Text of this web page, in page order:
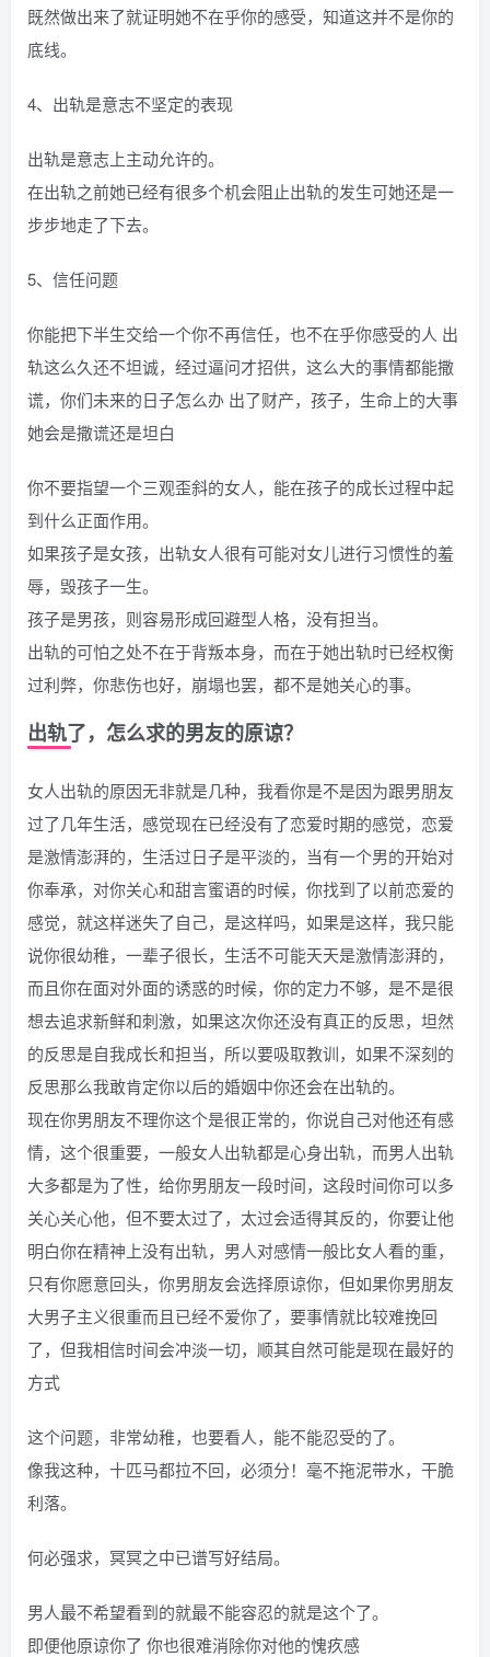
既然做出来了就证明她不在乎你的感受，知道这并不是你的
底线。
4、出轨是意志不坚定的表现
出轨是意志上主动允许的。
在出轨之前她已经有很多个机会阻止出轨的发生可她还是一
步步地走了下去。
5、信任问题
你能把下半生交给一个你不再信任，也不在乎你感受的人 出
轨这么久还不坦诚，经过逼问才招供，这么大的事情都能撒
谎，你们未来的日子怎么办 出了财产，孩子，生命上的大事
她会是撒谎还是坦白
你不要指望一个三观歪斜的女人，能在孩子的成长过程中起
到什么正面作用。
如果孩子是女孩，出轨女人很有可能对女儿进行习惯性的羞
辱，毁孩子一生。
孩子是男孩，则容易形成回避型人格，没有担当。
出轨的可怕之处不在于背叛本身，而在于她出轨时已经权衡
过利弊，你悲伤也好，崩塌也罢，都不是她关心的事。
出轨了，怎么求的男友的原谅？
女人出轨的原因无非就是几种，我看你是不是因为跟男朋友
过了几年生活，感觉现在已经没有了恋爱时期的感觉，恋爱
是激情澎湃的，生活过日子是平淡的，当有一个男的开始对
你奉承，对你关心和甜言蜜语的时候，你找到了以前恋爱的
感觉，就这样迷失了自己，是这样吗，如果是这样，我只能
说你很幼稚，一辈子很长，生活不可能天天是激情澎湃的，
而且你在面对外面的诱惑的时候，你的定力不够，是不是很
想去追求新鲜和刺激，如果这次你还没有真正的反思，坦然
的反思是自我成长和担当，所以要吸取教训，如果不深刻的
反思那么我敢肯定你以后的婚姻中你还会在出轨的。
现在你男朋友不理你这个是很正常的，你说自己对他还有感
情，这个很重要，一般女人出轨都是心身出轨，而男人出轨
大多都是为了性，给你男朋友一段时间，这段时间你可以多
关心关心他，但不要太过了，太过会适得其反的，你要让他
明白你在精神上没有出轨，男人对感情一般比女人看的重，
只有你愿意回头，你男朋友会选择原谅你，但如果你男朋友
大男子主义很重而且已经不爱你了，要事情就比较难挽回
了，但我相信时间会冲淡一切，顺其自然可能是现在最好的
方式
这个问题，非常幼稚，也要看人，能不能忍受的了。
像我这种，十匹马都拉不回，必须分！毫不拖泥带水，干脆
利落。
何必强求，冥冥之中已谱写好结局。
男人最不希望看到的就最不能容忍的就是这个了。
即便他原谅你了 你也很难消除你对他的愧疚感